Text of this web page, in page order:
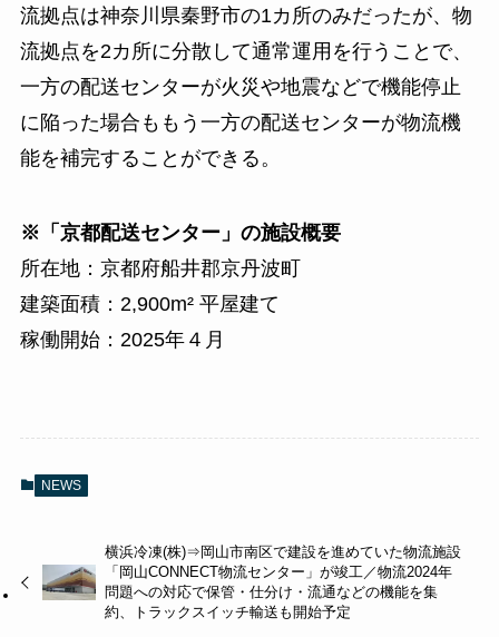
流拠点は神奈川県秦野市の1カ所のみだったが、物
流拠点を2カ所に分散して通常運用を行うことで、
一方の配送センターが火災や地震などで機能停止
に陥った場合ももう一方の配送センターが物流機
能を補完することができる。
※「京都配送センター」の施設概要
所在地：京都府船井郡京丹波町
建築面積：2,900m² 平屋建て
稼働開始：2025年４月
NEWS
横浜冷凍(株)⇒岡山市南区で建設を進めていた物流施設
「岡山CONNECT物流センター」が竣工／物流2024年
問題への対応で保管・仕分け・流通などの機能を集
約、トラックスイッチ輸送も開始予定